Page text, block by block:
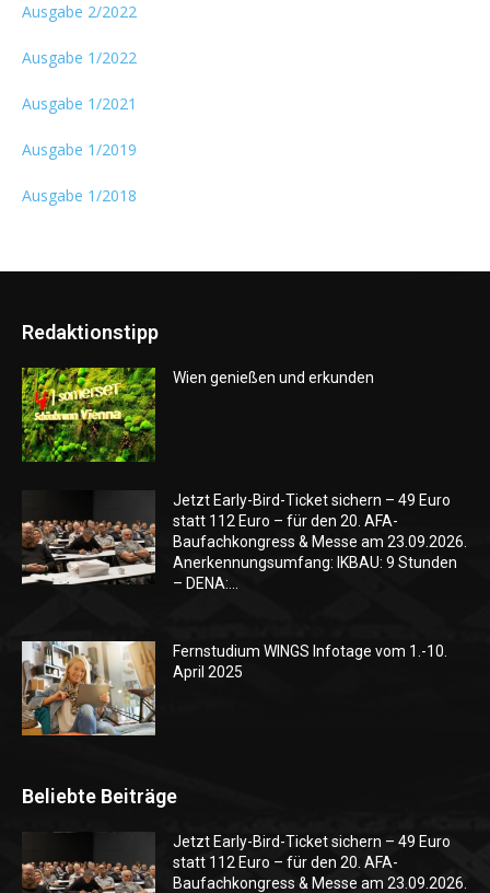
Ausgabe 2/2022
Ausgabe 1/2022
Ausgabe 1/2021
Ausgabe 1/2019
Ausgabe 1/2018
Redaktionstipp
Wien genießen und erkunden
Jetzt Early-Bird-Ticket sichern – 49 Euro
statt 112 Euro – für den 20. AFA-
Baufachkongress & Messe am 23.09.2026.
Anerkennungsumfang: IKBAU: 9 Stunden
– DENA:...
Fernstudium WINGS Infotage vom 1.-10.
April 2025
Beliebte Beiträge
Jetzt Early-Bird-Ticket sichern – 49 Euro
statt 112 Euro – für den 20. AFA-
Baufachkongress & Messe am 23.09.2026.